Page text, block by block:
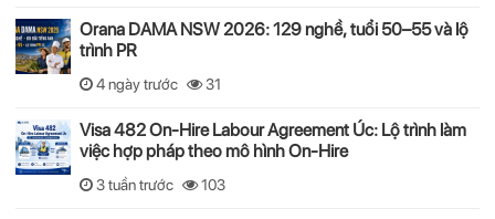
Orana DAMA NSW 2026: 129 nghề, tuổi 50–55 và lộ
trình PR
4 ngày trước 31
Visa 482 On-Hire Labour Agreement Úc: Lộ trình làm
việc hợp pháp theo mô hình On-Hire
3 tuần trước 103